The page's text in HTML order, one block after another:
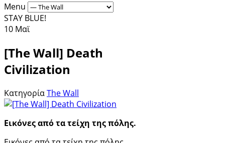
Menu
STAY BLUE!
10 Μαϊ
[The Wall] Death
Civilization
ΚατηγορίαThe Wall
Εικόνες από τα τείχη της πόλης.